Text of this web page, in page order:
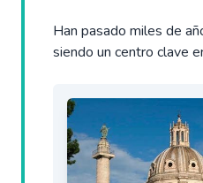
Han pasado miles de
siendo un centro clave